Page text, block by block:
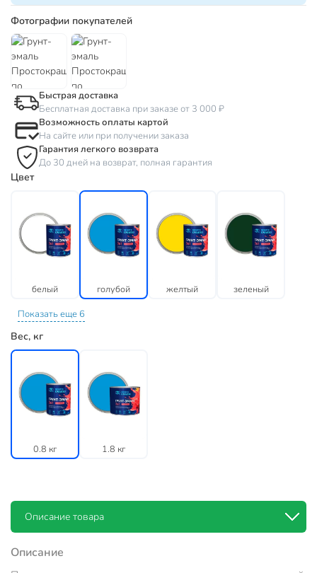
Фотографии покупателей
Быстрая доставка
Бесплатная доставка при заказе от 3 000 ₽
Возможность оплаты картой
На сайте или при получении заказа
Гарантия легкого возврата
До 30 дней на возврат, полная гарантия
Цвет
белый голубой желтый зеленый
Показать еще 6
Вес, кг
0.8 кг 1.8 кг
Описание товара
Описание